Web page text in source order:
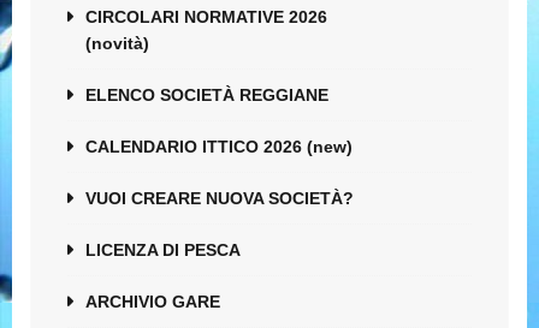
CIRCOLARI NORMATIVE 2026
(novità)
ELENCO SOCIETÀ REGGIANE
CALENDARIO ITTICO 2026 (new)
VUOI CREARE NUOVA SOCIETÀ?
LICENZA DI PESCA
ARCHIVIO GARE